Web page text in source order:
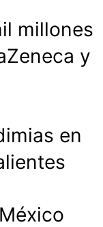
millones
y
en